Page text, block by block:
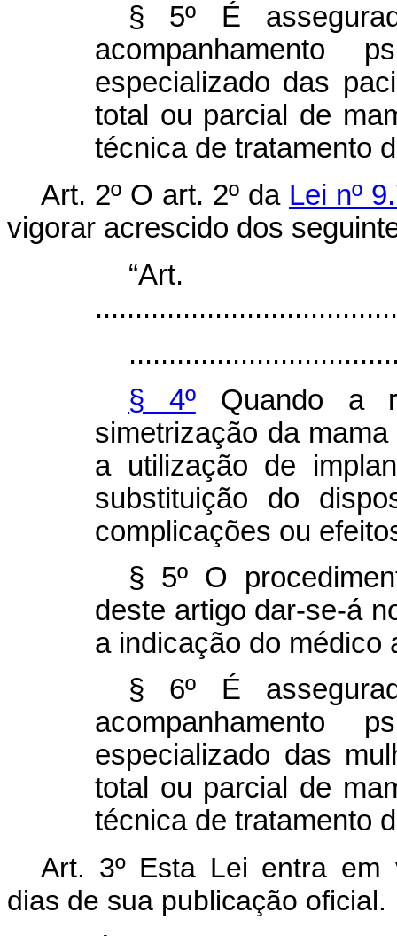
§ 5º É
acompanhamento
especializado das
total ou parcial de
técnica de tratamento
Art. 2º O art. 2º da Lei nº
vigorar acrescido dos
§ 4ºQuando a
simetrização da
a utilização de
substituição do
complicações ou
§ 5º O
deste artigo dar-se-á
a indicação do médico
§ 6º É
acompanhamento
especializado das
total ou parcial de
técnica de tratamento
Art. 3º Esta Lei entra em
dias de sua publicação oficial.